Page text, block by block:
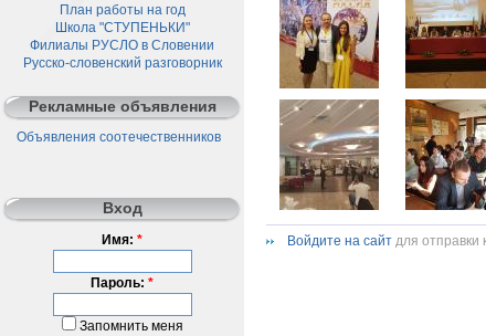
Войдите на сайт для отправки
План работы на год
Школа "СТУПЕНЬКИ"
Филиалы РУСЛО в Словении
Русско-словенский разговорник
Рекламные объявления
Объявления соотечественников
Вход
Имя: *
Пароль: *
Запомнить меня